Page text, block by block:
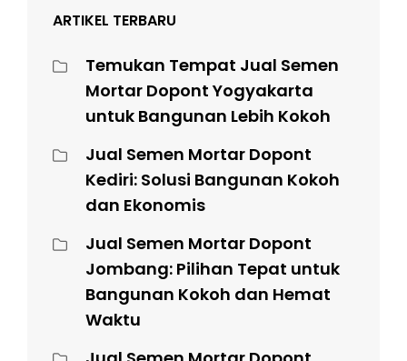
ARTIKEL TERBARU
Temukan Tempat Jual Semen
Mortar Dopont Yogyakarta
untuk Bangunan Lebih Kokoh
Jual Semen Mortar Dopont
Kediri: Solusi Bangunan Kokoh
dan Ekonomis
Jual Semen Mortar Dopont
Jombang: Pilihan Tepat untuk
Bangunan Kokoh dan Hemat
Waktu